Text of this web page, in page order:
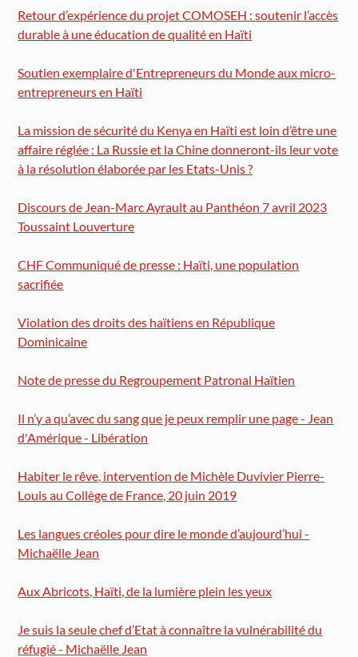
Retour d’expérience du projet COMOSEH : soutenir l’accès
durable à une éducation de qualité en Haïti
Soutien exemplaire d'Entrepreneurs du Monde aux micro-
entrepreneurs en Haïti
La mission de sécurité du Kenya en Haïti est loin d’être une
affaire réglée : La Russie et la Chine donneront-ils leur vote
à la résolution élaborée par les Etats-Unis ?
Discours de Jean-Marc Ayrault au Panthéon 7 avril 2023
Toussaint Louverture
CHF Communiqué de presse : Haïti, une population
sacrifiée
Violation des droits des haïtiens en République
Dominicaine
Note de presse du Regroupement Patronal Haïtien
Il n’y a qu’avec du sang que je peux remplir une page - Jean
d'Amérique - Libération
Habiter le rêve, intervention de Michèle Duvivier Pierre-
Louis au Collège de France, 20 juin 2019
Les langues créoles pour dire le monde d’aujourd’hui -
Michaëlle Jean
Aux Abricots, Haïti, de la lumière plein les yeux
Je suis la seule chef d’Etat à connaître la vulnérabilité du
réfugié - Michaëlle Jean